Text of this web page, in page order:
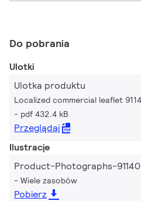
Do pobrania
Ulotki
Ulotka produktu
Localized commercial leaflet
pdf 432.4 kB
Przeglądaj
Ilustracje
Product-Photographs-
Wiele zasobów
Pobierz